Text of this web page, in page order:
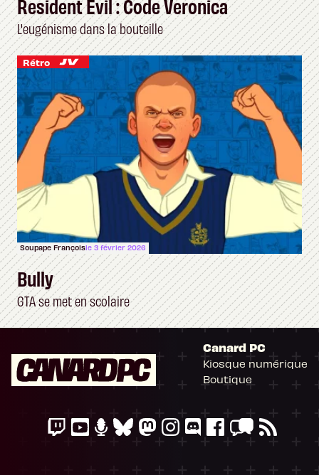
Resident Evil : Code Veronica
L'eugénisme dans la bouteille
Rétro
Soupape Françoisle 3 février 2026
Bully
GTA se met en scolaire
Canard PC
Kiosque numérique
Boutique